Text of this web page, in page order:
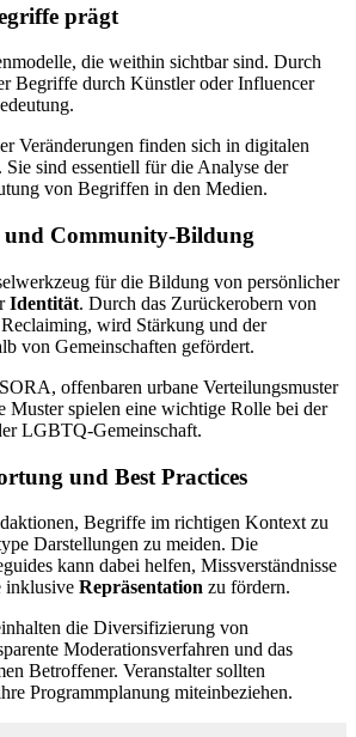
prägt
die weithin sichtbar sind. Durch
Begriffe durch Künstler oder Influencer
Veränderungen finden sich in digitalen
sind essentiell für die Analyse der
von Begriffen in den Medien.
Community-Bildung
für die Bildung von persönlicher
Identität. Durch das Zurückerobern von
wird Stärkung und der
von Gemeinschaften gefördert.
offenbaren urbane Verteilungsmuster
Muster spielen eine wichtige Rolle bei der
LGBTQ-Gemeinschaft.
und Best Practices
Begriffe im richtigen Kontext zu
Darstellungen zu meiden. Die
kann dabei helfen, Missverständnisse
inklusive Repräsentation zu fördern.
die Diversifizierung von
Moderationsverfahren und das
Betroffener. Veranstalter sollten
Programmplanung miteinbeziehen.